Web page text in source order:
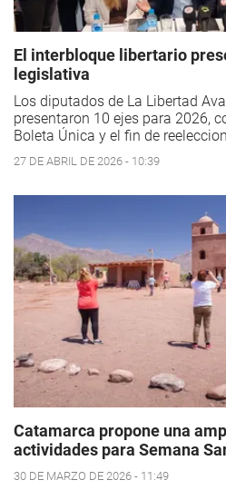
El interbloque libertario
legislativa
Los diputados de La Libertad
presentaron 10 ejes para 2026,
Boleta Única y el fin de
27 DE ABRIL DE 2026 - 10:39
Catamarca propone una
actividades para Semana
30 DE MARZO DE 2026 - 11:49